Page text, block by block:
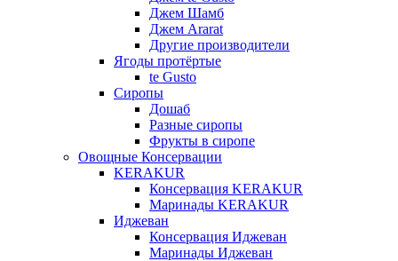
Джем Шамб
Джем Ararat
Другие производители
Ягоды протёртые
te Gusto
Сиропы
Дошаб
Разные сиропы
Фрукты в сиропе
Овощные Консервации
KERAKUR
Консервация KERAKUR
Маринады KERAKUR
Иджеван
Консервация Иджеван
Маринады Иджеван